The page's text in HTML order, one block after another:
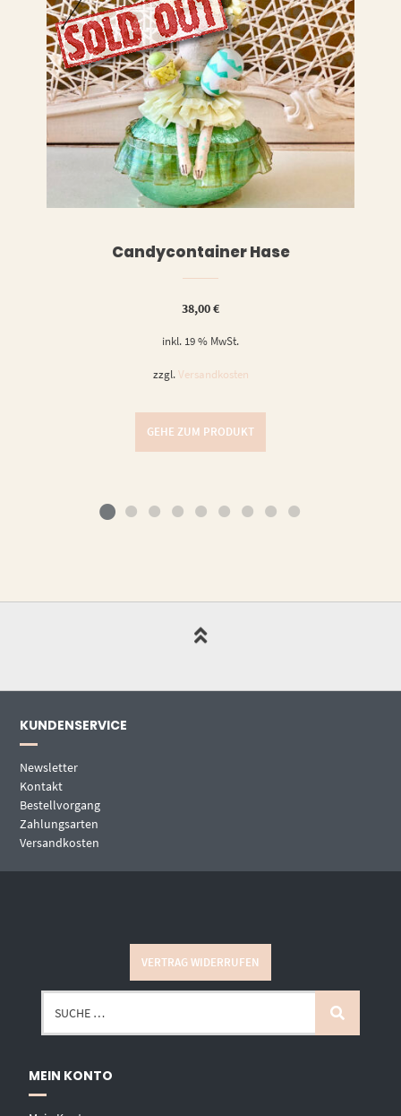
Candycontainer Hase
38,00€
inkl. 19 % MwSt.
zzgl. Versandkosten
GEHE ZUM PRODUKT
KUNDENSERVICE
Newsletter
Kontakt
Bestellvorgang
Zahlungsarten
Versandkosten
VERTRAG WIDERRUFEN
MEIN KONTO